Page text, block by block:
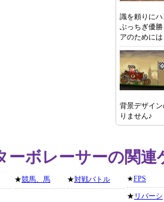
識を頼りに
ぶっちぎ優
アのために
背景デザイ
りません♪
ーボレーサーの関
★競馬、馬 ★対戦バトル ★FPS
★ リバーシ